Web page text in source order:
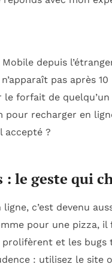
depuis
pas après
forfait de quelqu’un
recharger en
accepté ?
: le geste qui
c’est devenu
pour une pizza,
prolifèrent et les bugs
: utilisez le site